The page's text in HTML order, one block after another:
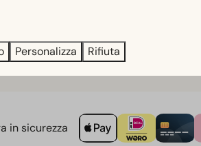
storici.
in sicurezza
Personalizza Rifiuta